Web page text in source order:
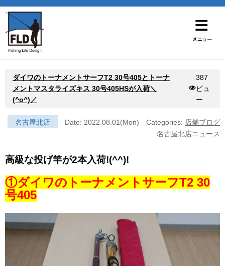
ダイワのトーナメントサーフT2 30号405とトーナ
メントマスタライズキス 30号405HSが入荷＼
(^o^)／
387
ビュ
ー
名古屋北店 Date: 2022.08.01(Mon) Categories: 店舗ブログ
名古屋北店ニュース
高級な投げ竿が2本入荷!(^^)!
①ダイワのトーナメントサーフT2 30
号405